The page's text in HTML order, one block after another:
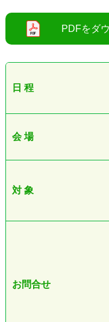
日 程
会 場
対 象
お問合せ